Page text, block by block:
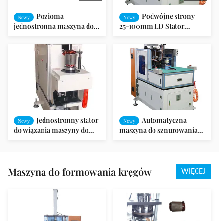
Nowy
Pozioma
jednostronna maszyna do
SMT - DW350 High
Performance
Nowy
Podwójne strony
25-100mm LD Stator
Nowy
Jednostronny stator
do wiązania maszyny do
Nowy
Automatyczna
maszyna do sznurowania
Maszyna do formowania kręgów WIĘCEJ